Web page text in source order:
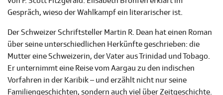
Gespräch, wieso der Wahlkampf ein literarischer ist.
Der Schweizer Schriftsteller Martin R. Dean hat einen Roman
über seine unterschiedlichen Herkünfte geschrieben: die
Mutter eine Schweizerin, der Vater aus Trinidad und Tobago.
Er unternimmt eine Reise vom Aargau zu den indischen
Vorfahren in der Karibik – und erzählt nicht nur seine
Familiengeschichten, sondern auch viel über Zeitgeschichte.